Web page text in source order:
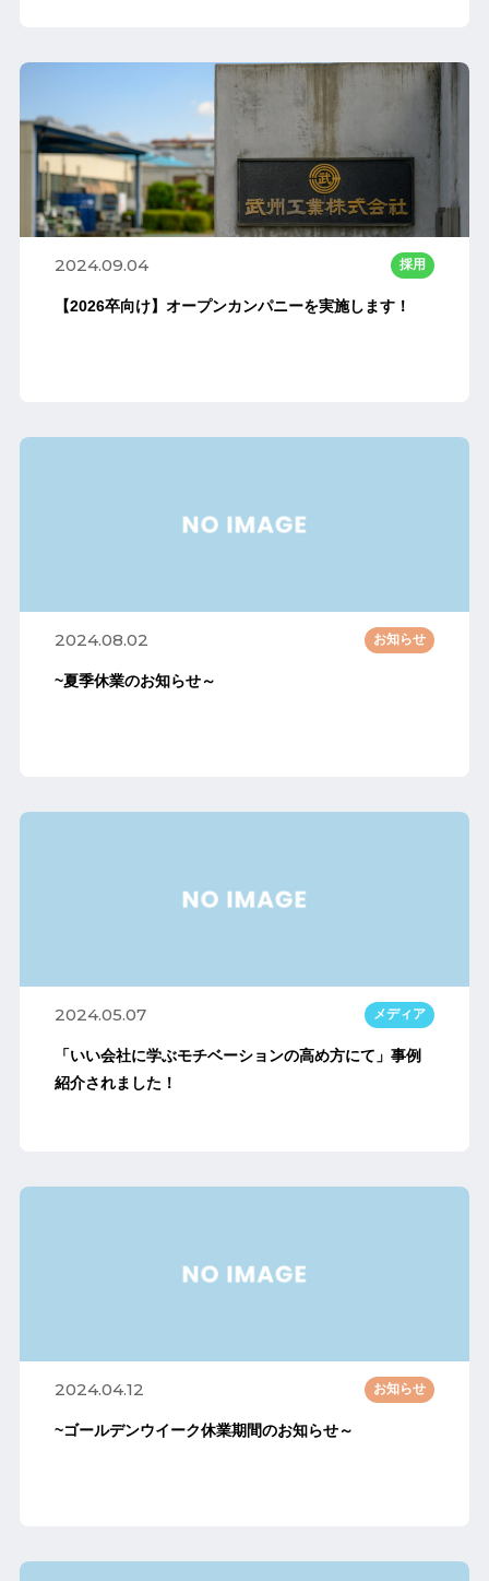
2024.09.04 採用
【2026卒向け】オープンカンパニーを実施します！
2024.08.02 お知らせ
~夏季休業のお知らせ～
2024.05.07 メディア
「いい会社に学ぶモチベーションの高め方にて」事例
紹介されました！
2024.04.12 お知らせ
~ゴールデンウイーク休業期間のお知らせ～